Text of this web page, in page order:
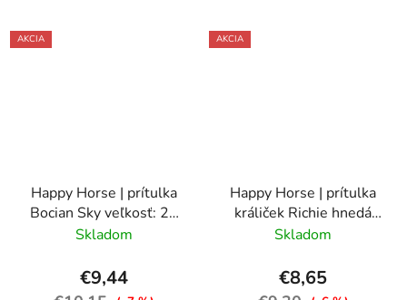
AKCIA
Happy Horse | prítulka
Bocian Sky veľkosť: 29
cm
Skladom
€9,44
AKCIA
Happy Horse | prítulka
králiček Richie hnedá
veľkosť: 25 cm
Skladom
€8,65